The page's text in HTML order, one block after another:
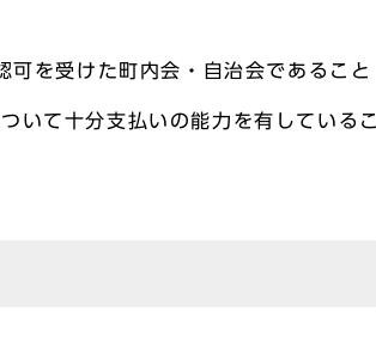
を受けた町内会・自治会であること
いて十分支払いの能力を有しているこ